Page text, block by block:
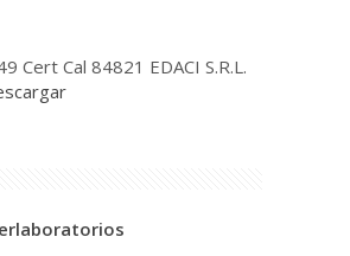
Cert Cal 84821 EDACI S.R.L.